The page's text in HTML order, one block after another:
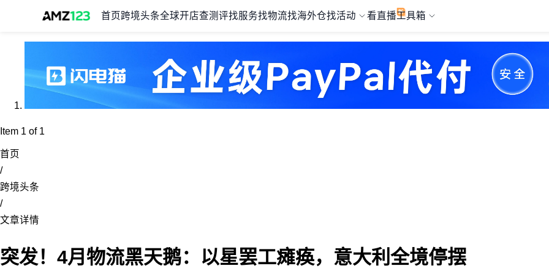
首页 跨境头条全球开店查测评找服务找物流找海外仓找活动 看直播工具箱
Item 1 of 1
首页
/
跨境头条
/
文章详情
突发！4月物流黑天鹅：以星罢工瘫痪，意大利全境停摆